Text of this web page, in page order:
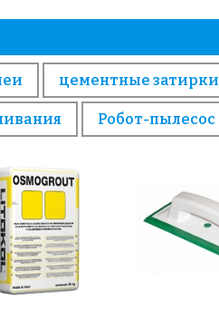
цементные затирки
Робот-пылесос